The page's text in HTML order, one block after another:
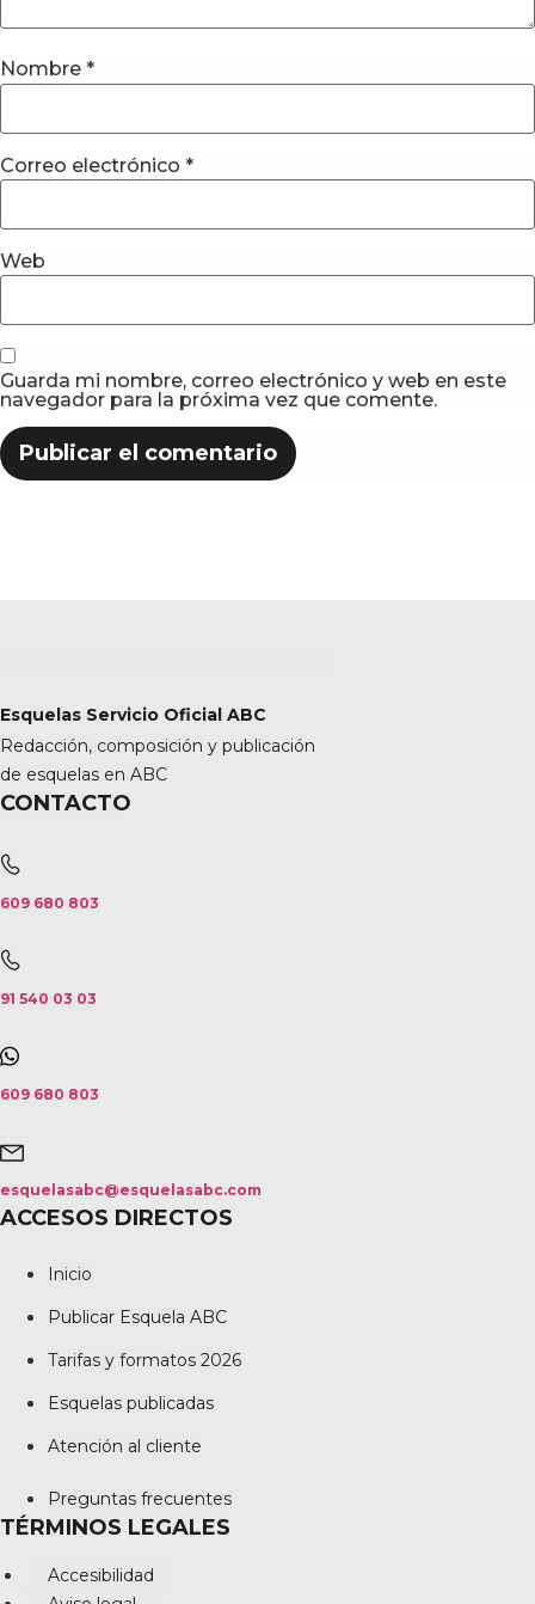
Nombre *
Correo electrónico *
Web
Guarda mi nombre, correo electrónico y web en este
navegador para la próxima vez que comente.
Esquelas Servicio Oficial ABC
Redacción, composición y publicación
de esquelas en ABC
CONTACTO
609 680 803
91 540 03 03
609 680 803
esquelasabc@esquelasabc.com
ACCESOS DIRECTOS
Inicio
Publicar Esquela ABC
Tarifas y formatos 2026
Esquelas publicadas
Atención al cliente
Preguntas frecuentes
TÉRMINOS LEGALES
Accesibilidad